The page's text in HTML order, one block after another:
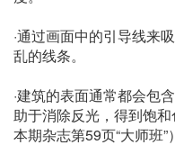
·通过画面中的引导线来
乱的线条。
·建筑的表面通常都会包
助于消除反光，得到饱
本期杂志第59页“大师班”